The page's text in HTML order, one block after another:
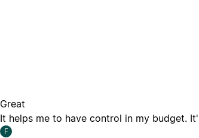
Great
It helps me to have control in my budget.
F